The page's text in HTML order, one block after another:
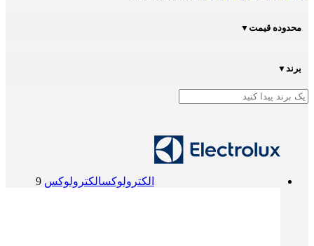
محدوده قیمت▼
برند▼
الکترولوکسالکترولوکس 9